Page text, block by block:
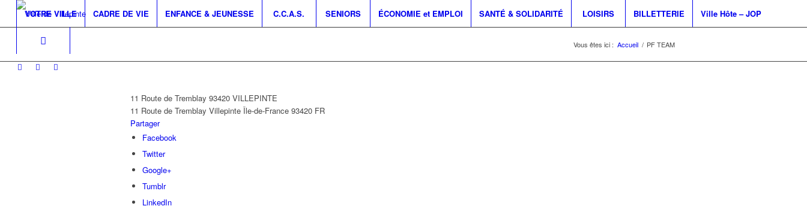
VOTRE VILLE CADRE DE VIE ENFANCE & JEUNESSE C.C.A.S. SENIORS ÉCONOMIE et EMPLOI SANTÉ & SOLIDARITÉ LOISIRS BILLETTERIE Ville Hôte – JOP
Vous êtes ici : Accueil / PF TEAM
11 Route de Tremblay 93420 VILLEPINTE
11 Route de Tremblay Villepinte Île-de-France 93420 FR
Partager
Facebook
Twitter
Google+
Tumblr
LinkedIn